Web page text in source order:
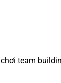
team